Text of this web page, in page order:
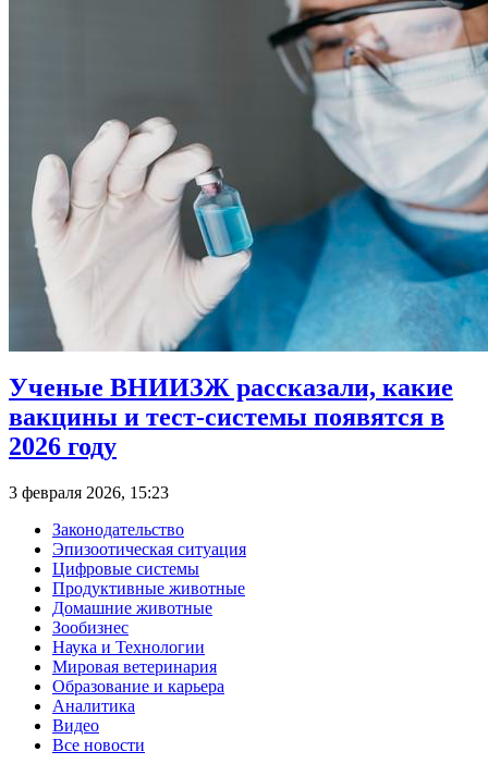
Ученые ВНИИЗЖ рассказали, какие
вакцины и тест-системы появятся в
2026 году
3 февраля 2026, 15:23
Законодательство
Эпизоотическая ситуация
Цифровые системы
Продуктивные животные
Домашние животные
Зообизнес
Наука и Технологии
Мировая ветеринария
Образование и карьера
Аналитика
Видео
Все новости